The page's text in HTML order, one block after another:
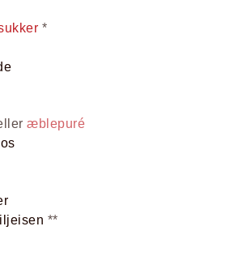
*
æblepuré
**